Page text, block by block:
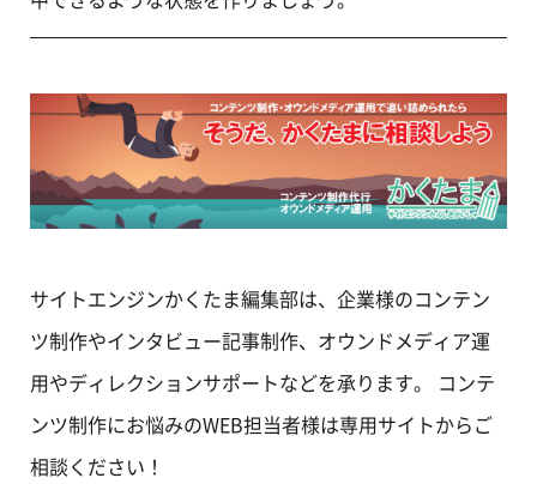
サイトエンジンかくたま編集部は、企業様のコンテン
ツ制作やインタビュー記事制作、オウンドメディア運
用やディレクションサポートなどを承ります。 コンテ
ンツ制作にお悩みのWEB担当者様は専用サイトからご
相談ください！